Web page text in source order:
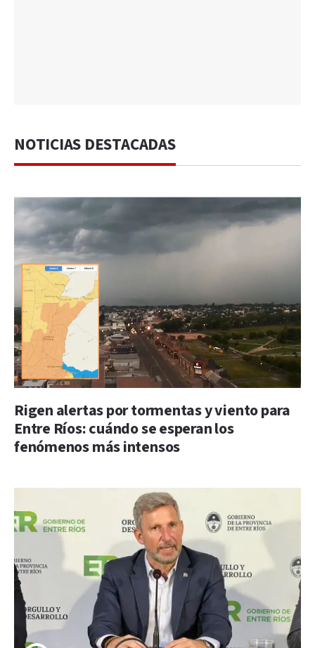
NOTICIAS DESTACADAS
Rigen alertas por tormentas y viento para
Entre Ríos: cuándo se esperan los
fenómenos más intensos